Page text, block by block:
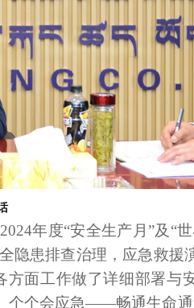
年度“安全生产月”及“
隐患排查治理，应急救援
面工作做了详细部署与
个个会应急——畅通生命通